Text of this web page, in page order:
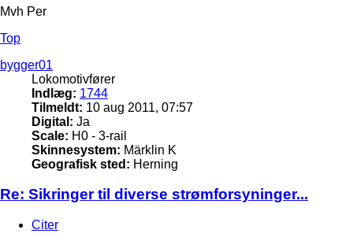
Mvh Per
Top
bygger01
Lokomotivfører
Indlæg: 1744
Tilmeldt: 10 aug 2011, 07:57
Digital: Ja
Scale: H0 - 3-rail
Skinnesystem: Märklin K
Geografisk sted: Herning
Re: Sikringer til diverse strømforsyninger...
Citer